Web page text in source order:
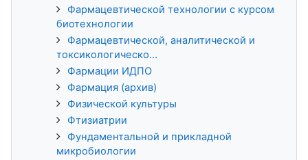
Фармацевтической технологии с курсом
биотехнологии
Фармацевтической, аналитической и
токсикологическо...
Фармации ИДПО
Фармация (архив)
Физической культуры
Фтизиатрии
Фундаментальной и прикладной
микробиологии